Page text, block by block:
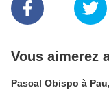
Vous aimerez
Pascal Obispo à